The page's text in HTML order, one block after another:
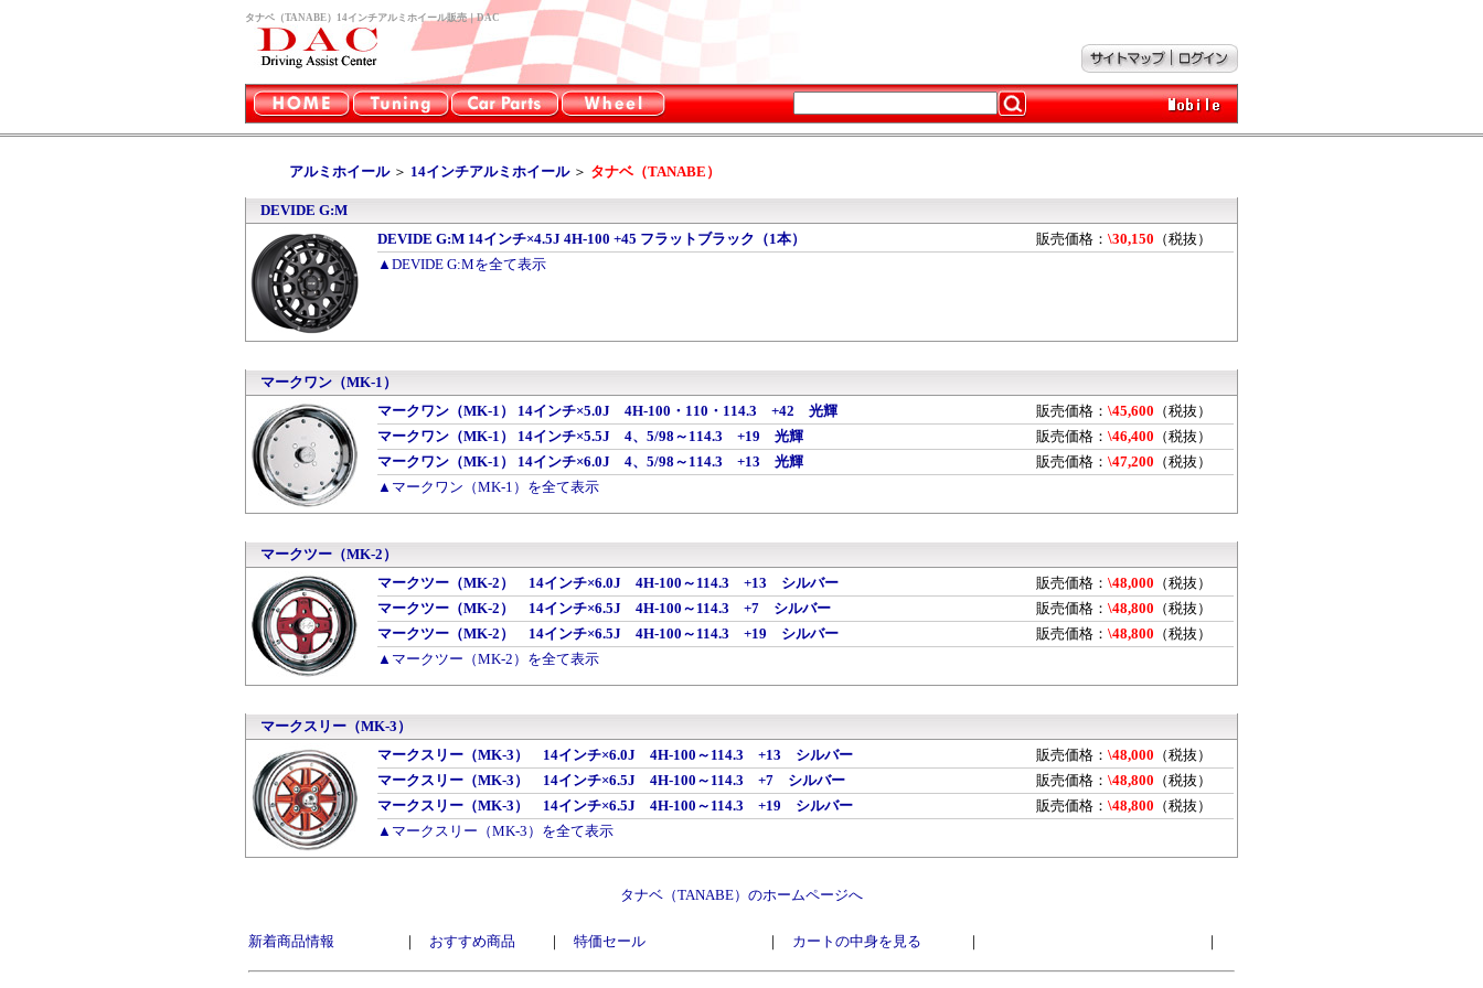
タナベ（TANABE）14インチアルミホイール販売｜DAC
アルミホイール＞ 14インチアルミホイール＞ タナベ（TANABE）
DEVIDE G:M
DEVIDE G:M 14インチ×4.5J 4H-100 +45 フラットブラック（1本）
販売価格： \30,150 （税抜）
▲DEVIDE G:Mを全て表示
マークワン（MK-1）
マークワン（MK-1） 14インチ×5.0J 4H-100・110・114.3 +42 光輝
販売価格： \45,600 （税抜）
マークワン（MK-1） 14インチ×5.5J 4、5/98～114.3 +19 光輝
販売価格： \46,400 （税抜）
マークワン（MK-1） 14インチ×6.0J 4、5/98～114.3 +13 光輝
販売価格： \47,200 （税抜）
▲マークワン（MK-1）を全て表示
マークツー（MK-2）
マークツー（MK-2） 14インチ×6.0J 4H-100～114.3 +13 シルバー
販売価格： \48,000 （税抜）
マークツー（MK-2） 14インチ×6.5J 4H-100～114.3 +7 シルバー
販売価格： \48,800 （税抜）
マークツー（MK-2） 14インチ×6.5J 4H-100～114.3 +19 シルバー
販売価格： \48,800 （税抜）
▲マークツー（MK-2）を全て表示
マークスリー（MK-3）
マークスリー（MK-3） 14インチ×6.0J 4H-100～114.3 +13 シルバー
販売価格： \48,000 （税抜）
マークスリー（MK-3） 14インチ×6.5J 4H-100～114.3 +7 シルバー
販売価格： \48,800 （税抜）
マークスリー（MK-3） 14インチ×6.5J 4H-100～114.3 +19 シルバー
販売価格： \48,800 （税抜）
▲マークスリー（MK-3）を全て表示
タナベ（TANABE）のホームページへ
新着商品情報 ｜ おすすめ商品 ｜ 特価セール ｜ カートの中身を見る ｜ ｜